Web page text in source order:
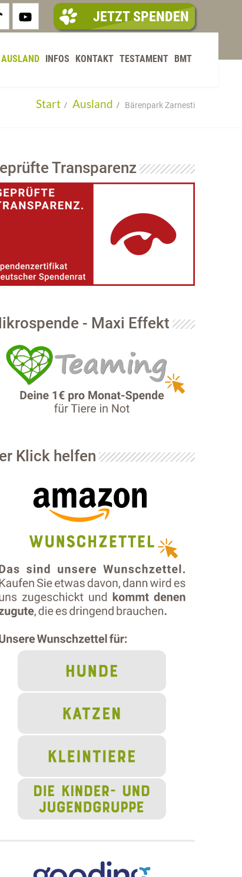
JETZT SPENDEN
AUSLAND INFOS KONTAKT TESTAMENT BMT
Start Ausland Bärenpark Zarnesti
Transparenz
- Maxi Effekt
Klick helfen